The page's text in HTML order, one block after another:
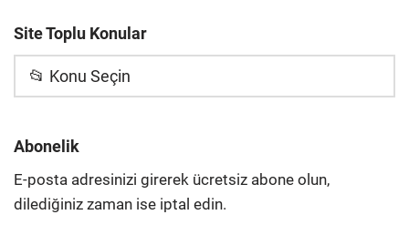
Site Toplu Konular
📂 Konu Seçin
Abonelik
E-posta adresinizi girerek ücretsiz abone olun,
dilediğiniz zaman ise iptal edin.